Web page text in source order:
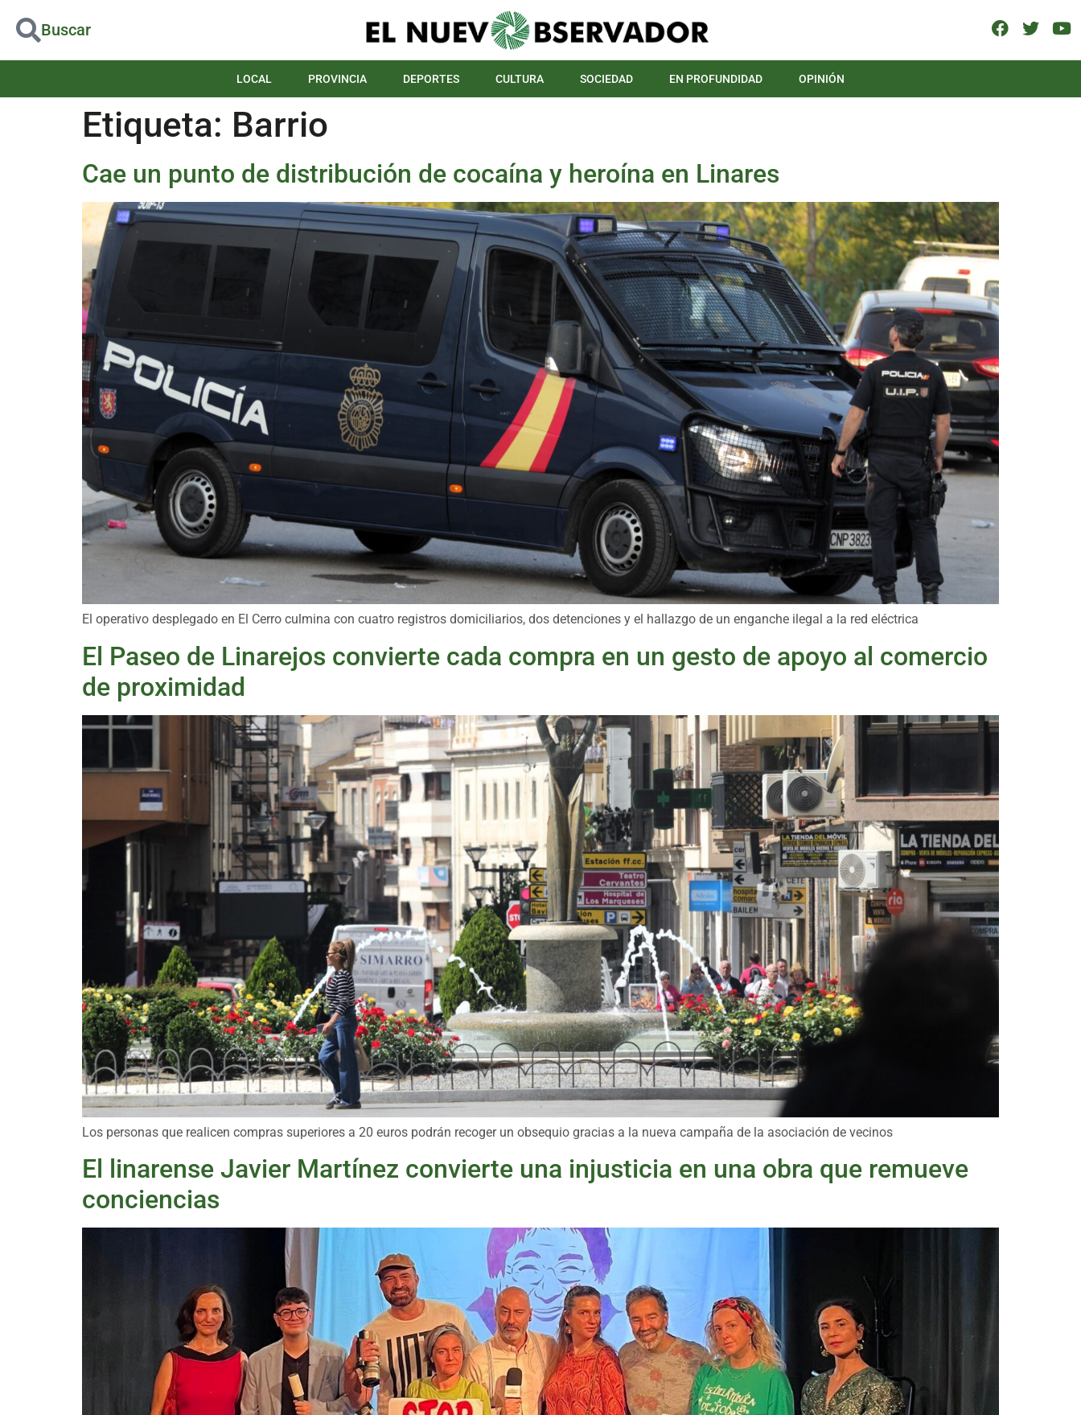
Buscar
LOCAL PROVINCIA DEPORTES CULTURA SOCIEDAD EN PROFUNDIDAD OPINIÓN
Etiqueta: Barrio
Cae un punto de distribución de cocaína y heroína en Linares
El operativo desplegado en El Cerro culmina con cuatro registros domiciliarios, dos detenciones y el hallazgo de un enganche ilegal a la red eléctrica
El Paseo de Linarejos convierte cada compra en un gesto de apoyo al comercio
de proximidad
Los personas que realicen compras superiores a 20 euros podrán recoger un obsequio gracias a la nueva campaña de la asociación de vecinos
El linarense Javier Martínez convierte una injusticia en una obra que remueve
conciencias